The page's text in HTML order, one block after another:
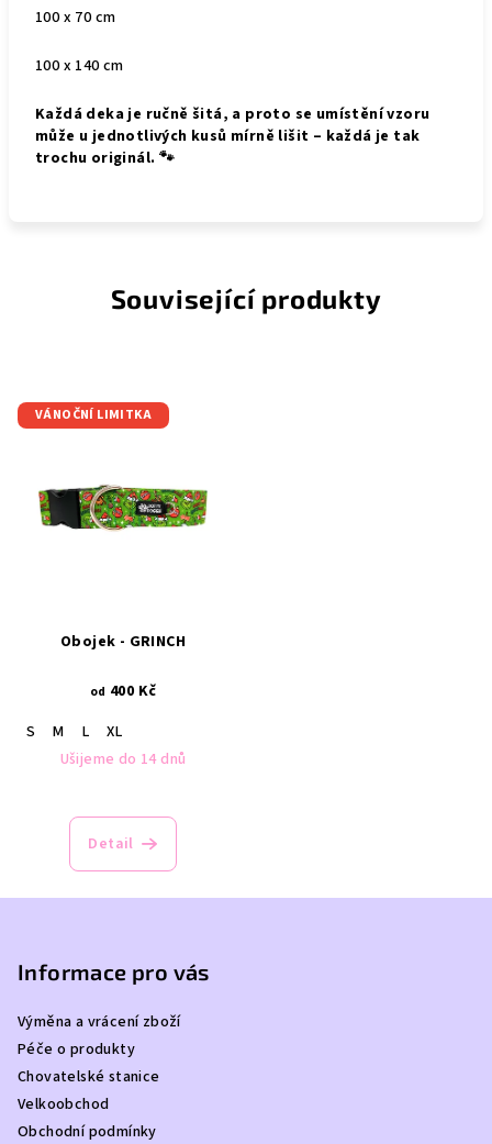
100 x 70 cm
100 x 140 cm
Každá deka je ručně šitá, a proto se umístění vzoru
může u jednotlivých kusů mírně lišit – každá je tak
trochu originál. 🐾
Související produkty
VÁNOČNÍ LIMITKA
Obojek - GRINCH
od 400 Kč
S
M L
XL
Ušijeme do 14 dnů
Detail
Informace pro vás
Výměna a vrácení zboží
Péče o produkty
Chovatelské stanice
Velkoobchod
Obchodní podmínky